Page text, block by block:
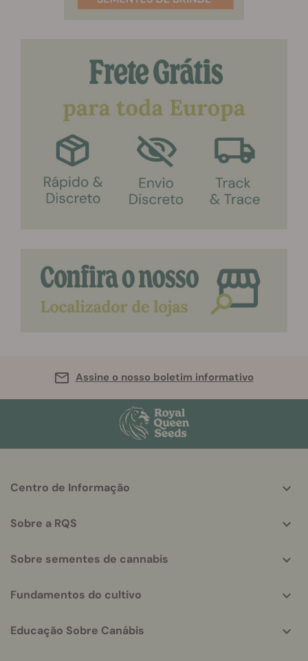
Assine o nosso boletim informativo
helpful
Centro de Informação
Sobre a RQS
Sobre sementes de cannabis
Fundamentos do cultivo
Educação Sobre Canábis